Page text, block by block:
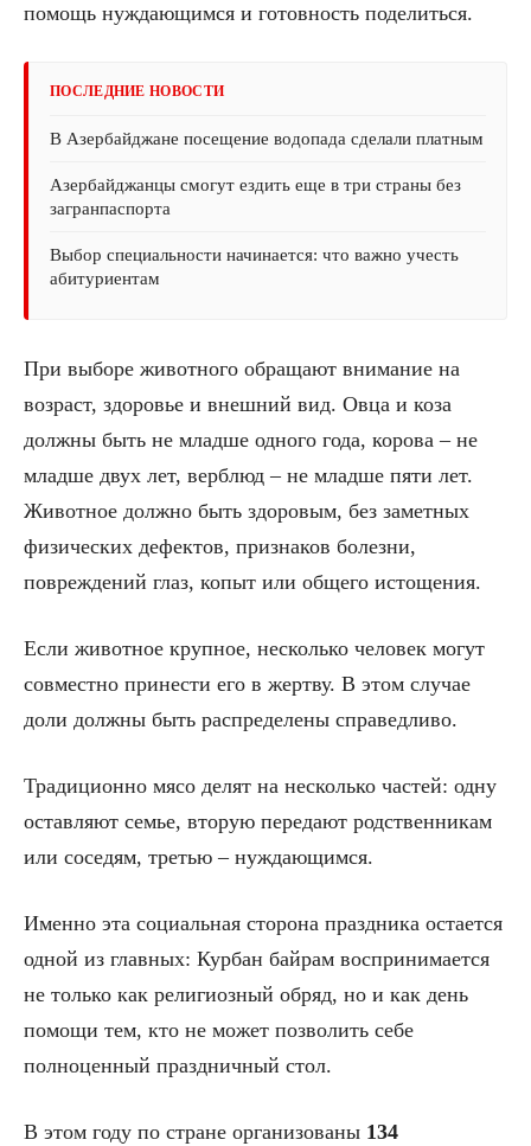
помощь нуждающимся и готовность поделиться.
ПОСЛЕДНИЕ НОВОСТИ
В Азербайджане посещение водопада сделали платным
Азербайджанцы смогут ездить еще в три страны без
загранпаспорта
Выбор специальности начинается: что важно учесть
абитуриентам
При выборе животного обращают внимание на
возраст, здоровье и внешний вид. Овца и коза
должны быть не младше одного года, корова – не
младше двух лет, верблюд – не младше пяти лет.
Животное должно быть здоровым, без заметных
физических дефектов, признаков болезни,
повреждений глаз, копыт или общего истощения.
Если животное крупное, несколько человек могут
совместно принести его в жертву. В этом случае
доли должны быть распределены справедливо.
Традиционно мясо делят на несколько частей: одну
оставляют семье, вторую передают родственникам
или соседям, третью – нуждающимся.
Именно эта социальная сторона праздника остается
одной из главных: Курбан байрам воспринимается
не только как религиозный обряд, но и как день
помощи тем, кто не может позволить себе
полноценный праздничный стол.
В этом году по стране организованы 134